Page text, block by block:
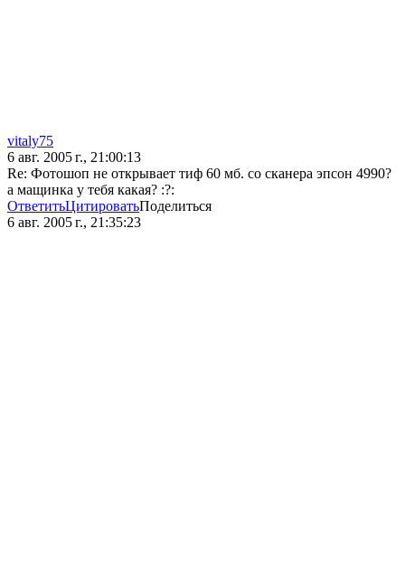
vitaly75
6 авг. 2005 г., 21:00:13
Re: Фотошоп не открывает тиф 60 мб. со сканера эпсон 4990?
а мащинка у тебя какая? :?:
ОтветитьЦитироватьПоделиться
6 авг. 2005 г., 21:35:23